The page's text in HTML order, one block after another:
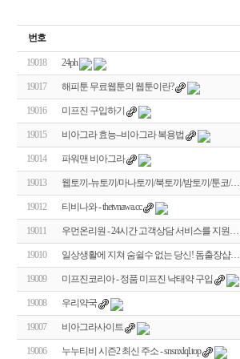
번호
19018 24ph
19017 해피툰 무료웹툰의 웹툰이란?
19016 미프진 구입하기
19015 비아그라 효능--비아그라 복용법
19014 파워맨 비아그라
19013 웹토끼-뉴토끼/마나토끼/북토끼/밤토끼/툰코/…
19012 티비나와 - thetvnawa.cc
19011 우먼온리원 - 24시간 고객상담 서비스를 지원…
19010 일상생활에 지쳐 숨쉴수 없는 당신! 돔출장샵…
19009 미프진코리아 - 정품 미프진 낙태약 구입
19008 우리약국
19007 비아그라사이트
19006 누누티비 시즌2 최신 주소 - snsnxlql.top